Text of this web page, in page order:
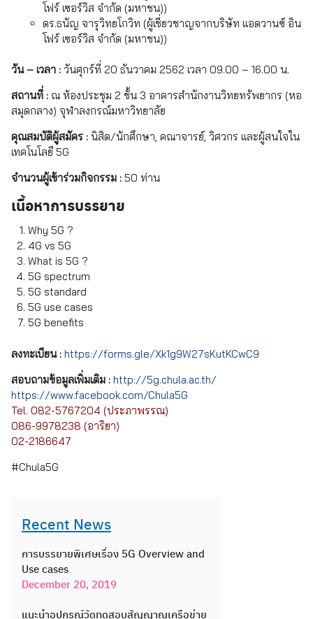
Search
โฟร์ เซอร์วิส จำกัด (มหาชน))
ดร.ธนัญ จารุวิทยโกวิท (ผู้เชี่ยวชาญจากบริษัท แอดวานซ์ อิน
โฟร์ เซอร์วิส จำกัด (มหาชน))
วัน – เวลา : วันศุกร์ที่ 20 ธันวาคม 2562 เวลา 09.00 – 16.00 น.
สถานที่ : ณ ห้องประชุม 2 ชั้น 3 อาคารสำนักงานวิทยทรัพยากร (หอ
สมุดกลาง) จุฬาลงกรณ์มหาวิทยาลัย
คุณสมบัติผู้สมัคร : นิสิต/นักศึกษา, คณาจารย์, วิศวกร และผู้สนใจใน
เทคโนโลยี 5G
จำนวนผู้เข้าร่วมกิจกรรม : 50 ท่าน
เนื้อหาการบรรยาย
Why 5G ?
4G vs 5G
What is 5G ?
5G spectrum
5G standard
5G use cases
5G benefits
ลงทะเบียน : https://forms.gle/Xk1g9W27sKutKCwC9
สอบถามข้อมูลเพิ่มเติม : http://5g.chula.ac.th/
https://www.facebook.com/Chula5G
Tel. 082-5767204 (ประภาพรรณ)
086-9978238 (อาริยา)
02-2186647
#Chula5G
Recent News
การบรรยายพิเศษเรื่อง 5G Overview and
Use cases
December 20, 2019
แนะนำอุปกรณ์วัดทดสอบสัญญาณเครือข่าย